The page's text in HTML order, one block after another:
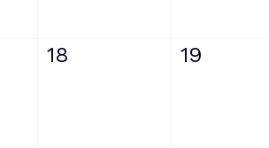
18 19